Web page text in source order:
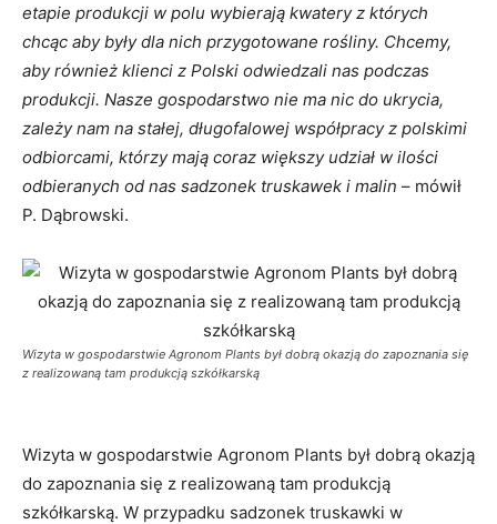
etapie produkcji w polu wybierają kwatery z których
chcąc aby były dla nich przygotowane rośliny. Chcemy,
aby również klienci z Polski odwiedzali nas podczas
produkcji. Nasze gospodarstwo nie ma nic do ukrycia,
zależy nam na stałej, długofalowej współpracy z polskimi
odbiorcami, którzy mają coraz większy udział w ilości
odbieranych od nas sadzonek truskawek i malin – mówił
P. Dąbrowski.
Wizyta w gospodarstwie Agronom Plants był dobrą okazją do zapoznania się
z realizowaną tam produkcją szkółkarską
Wizyta w gospodarstwie Agronom Plants był dobrą okazją
do zapoznania się z realizowaną tam produkcją
szkółkarską. W przypadku sadzonek truskawki w